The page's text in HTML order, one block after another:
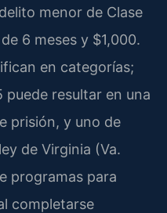
menor de Clase
6 meses y $1,000.
en categorías;
puede resultar en una
prisión, y uno de
de Virginia (Va.
programas para
completarse